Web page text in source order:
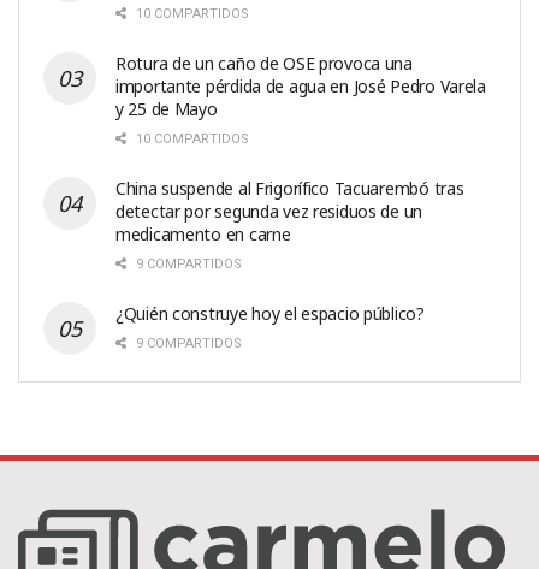
10 COMPARTIDOS
Rotura de un caño de OSE provoca una
importante pérdida de agua en José Pedro Varela
y 25 de Mayo
10 COMPARTIDOS
China suspende al Frigorífico Tacuarembó tras
detectar por segunda vez residuos de un
medicamento en carne
9 COMPARTIDOS
¿Quién construye hoy el espacio público?
9 COMPARTIDOS